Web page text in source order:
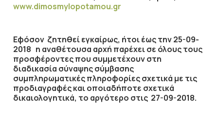
www.dimosmylopotamou.gr
Εφόσον ζητηθεί εγκαίρως, ήτοι έως την25-09-
2018 η αναθέτουσα αρχή παρέχει σε όλους τους
προσφέροντες που συμμετέχουν στη
διαδικασία σύναψης σύμβασης
συμπληρωματικές πληροφορίες σχετικά με τις
προδιαγραφές και οποιαδήποτε σχετικά
δικαιολογητικά, το αργότερο στις 27-09-2018.